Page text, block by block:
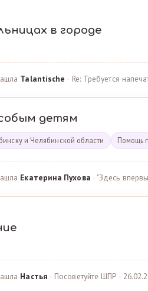
в городе
Talantische · Re: Требуется
детям
и Челябинской области Помощь
Екатерина Пухова · "Здесь
Настья · Посоветуйте ШПР ·